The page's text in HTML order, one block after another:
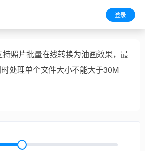
登录
照片批量在线转换为油画效果，最
处理单个文件大小不能大于30M